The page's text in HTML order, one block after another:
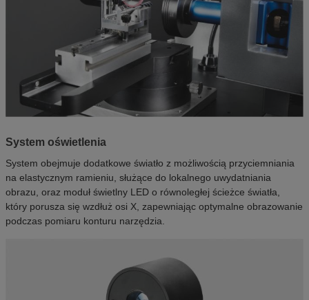
System oświetlenia
System obejmuje dodatkowe światło z możliwością przyciemniania
na elastycznym ramieniu, służące do lokalnego uwydatniania
obrazu, oraz moduł świetlny LED o równoległej ścieżce światła,
który porusza się wzdłuż osi X, zapewniając optymalne obrazowanie
podczas pomiaru konturu narzędzia.